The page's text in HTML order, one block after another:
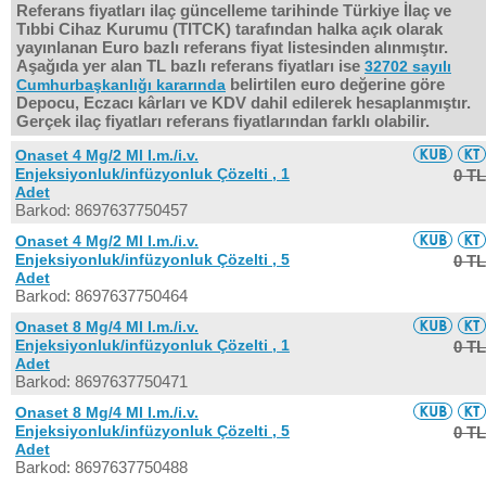
Referans fiyatları ilaç güncelleme tarihinde Türkiye İlaç ve
Tıbbi Cihaz Kurumu (TITCK) tarafından halka açık olarak
yayınlanan Euro bazlı referans fiyat listesinden alınmıştır.
Aşağıda yer alan TL bazlı referans fiyatları ise 32702 sayılı
Cumhurbaşkanlığı kararında belirtilen euro değerine göre
Depocu, Eczacı kârları ve KDV dahil edilerek hesaplanmıştır.
Gerçek ilaç fiyatları referans fiyatlarından farklı olabilir.
Onaset 4 Mg/2 Ml I.m./i.v.
Enjeksiyonluk/infüzyonluk Çözelti , 1
Adet
Barkod: 8697637750457
0 TL
Onaset 4 Mg/2 Ml I.m./i.v.
Enjeksiyonluk/infüzyonluk Çözelti , 5
Adet
Barkod: 8697637750464
0 TL
Onaset 8 Mg/4 Ml I.m./i.v.
Enjeksiyonluk/infüzyonluk Çözelti , 1
Adet
Barkod: 8697637750471
0 TL
Onaset 8 Mg/4 Ml I.m./i.v.
Enjeksiyonluk/infüzyonluk Çözelti , 5
Adet
Barkod: 8697637750488
0 TL